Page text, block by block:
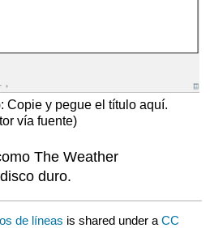
: Copie y pegue el título aquí.
vía fuente)
The Weather
duro.
de líneas is shared under aCC